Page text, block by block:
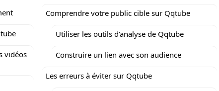
vidéos
Comprendre votre public cible sur Qqtube
Utiliser les outils d’analyse de Qqtube
Construire un lien avec son audience
Les erreurs à éviter sur Qqtube